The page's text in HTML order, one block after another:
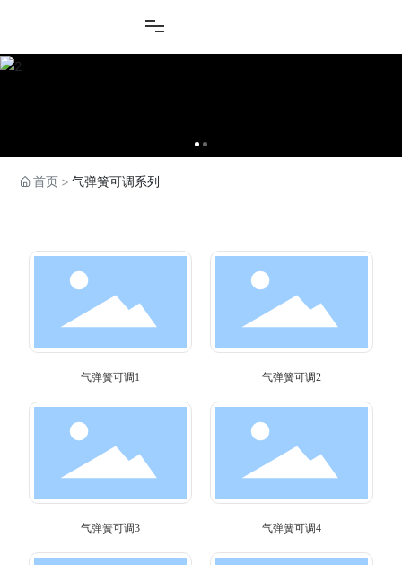
首页 气弹簧可调系列
气弹簧可调1 气弹簧可调2
气弹簧可调3 气弹簧可调4